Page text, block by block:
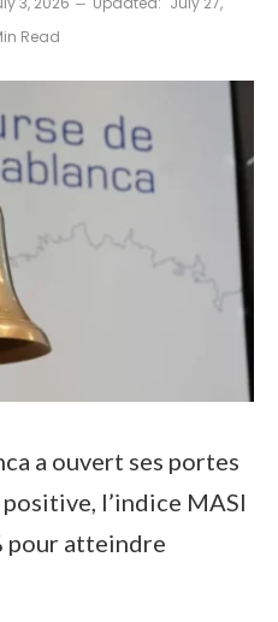
Read
a ouvert ses portes
l’indice MASI
pour atteindre